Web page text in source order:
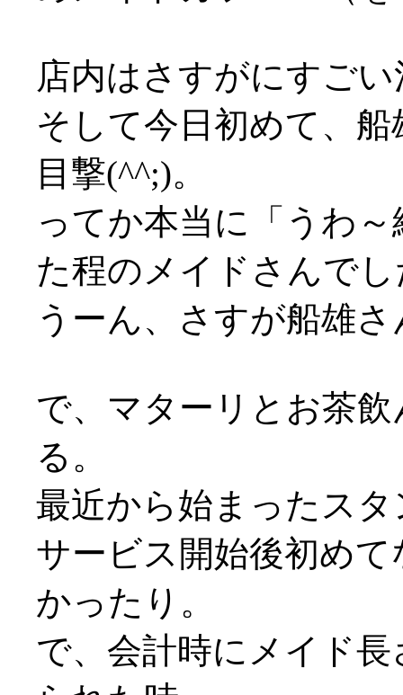
店内はさすがにすごい
そして今日初めて、
目撃(^^;)。
ってか本当に「うわ
た程のメイドさんでし
うーん、さすが船雄
で、マターリとお茶
る。
最近から始まったス
サービス開始後初め
かったり。
で、会計時にメイド